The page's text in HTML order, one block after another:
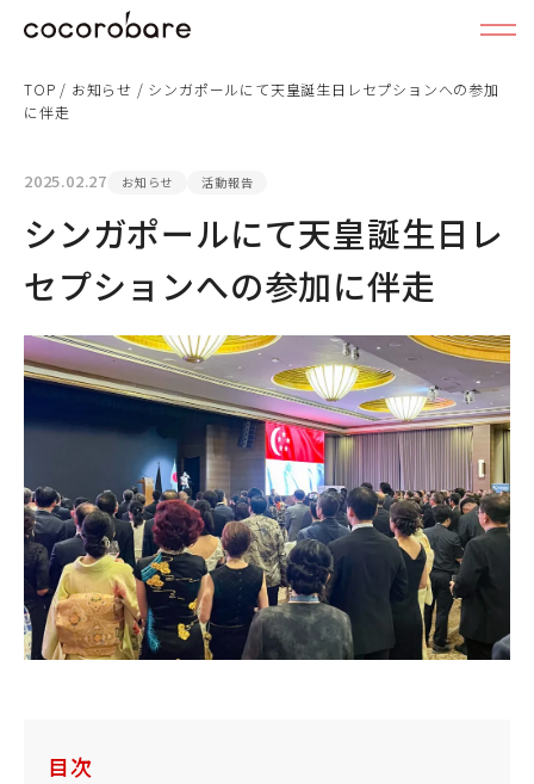
TOP / お知らせ / シンガポールにて天皇誕生日レセプションへの参加
に伴走
2025.02.27 お知らせ 活動報告
シンガポールにて天皇誕生日レ
セプションへの参加に伴走
目次